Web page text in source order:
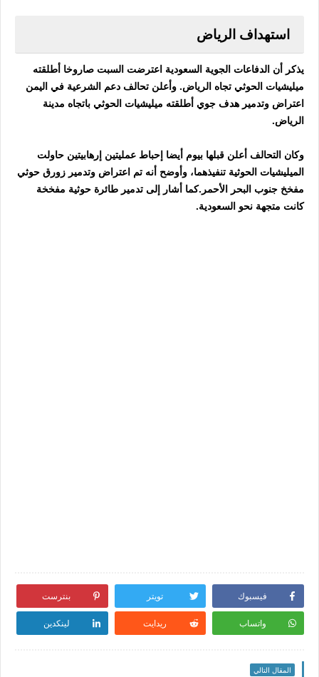
استهداف الرياض
يذكر أن الدفاعات الجوية السعودية اعترضت السبت صاروخا أطلقته
ميليشيات الحوثي تجاه الرياض. وأعلن تحالف دعم الشرعية في اليمن
اعتراض وتدمير هدف جوي أطلقته ميليشيات الحوثي باتجاه مدينة
الرياض.
وكان التحالف أعلن قبلها بيوم أيضا إحباط عمليتين إرهابيتين حاولت
الميليشيات الحوثية تنفيذهما، وأوضح أنه تم اعتراض وتدمير زورق حوثي
مفخخ جنوب البحر الأحمر.كما أشار إلى تدمير طائرة حوثية مفخخة
كانت متجهة نحو السعودية.
فيسبوك تويتر بنترست
واتساب ريدايت لينكدين
المقال التالي